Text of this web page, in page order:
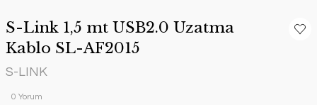
S-Link 1,5 mt USB2.0 Uzatma
Kablo SL-AF2015
S-LINK
0 Yorum